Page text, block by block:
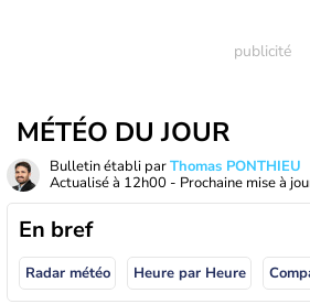
MÉTÉO DU JOUR
Bulletin établi parThomas PONTHIEU
Actualisé à 12h00 - Prochaine mise à
En bref
Radar météo Heure par Heure